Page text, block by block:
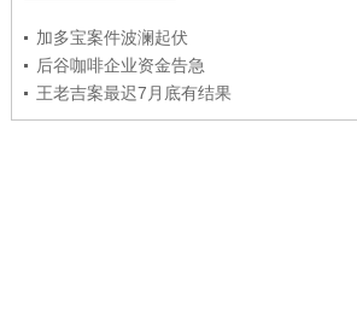
加多宝案件波澜起伏
后谷咖啡企业资金告急
王老吉案最迟7月底有结果